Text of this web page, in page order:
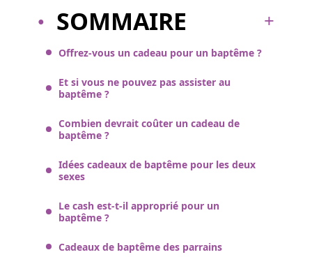
SOMMAIRE
Offrez-vous un cadeau pour un baptême ?
Et si vous ne pouvez pas assister au
baptême ?
Combien devrait coûter un cadeau de
baptême ?
Idées cadeaux de baptême pour les deux
sexes
Le cash est-t-il approprié pour un
baptême ?
Cadeaux de baptême des parrains